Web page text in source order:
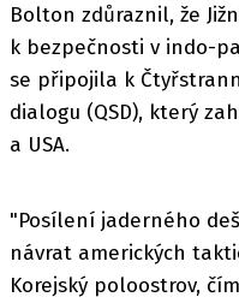
Bolton zdůraznil, že
k bezpečnosti v indo-
se připojila k
dialogu (QSD), který
a USA.
"Posílení jaderného
návrat amerických
Korejský poloostrov,